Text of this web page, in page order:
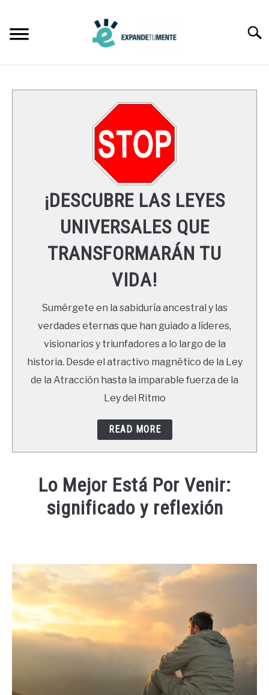
content
LEYES UNIVERSALES
RECURSOS
NEWSLETTER
¡DESCUBRE LAS LEYES
UNIVERSALES QUE
TRANSFORMARÁN TU
VIDA!
Sumérgete en la sabiduría ancestral y las
verdades eternas que han guiado a líderes,
visionarios y triunfadores a lo largo de la
historia. Desde el atractivo magnético de la Ley
de la Atracción hasta la imparable fuerza de la
Ley del Ritmo
READ MORE
Lo Mejor Está Por Venir:
significado y reflexión
in
Éxito